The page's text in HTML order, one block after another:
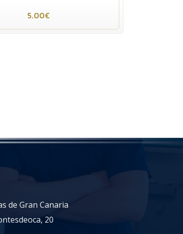
5.00€
de Gran Canaria
20